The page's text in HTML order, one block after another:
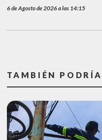
6 de Agosto de 2026 a las 14:15
TAMBIÉN